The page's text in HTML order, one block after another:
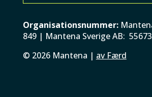
Organisationsnummer:
849 | Mantena Sverige AB:
© 2026Mantena | av Færd